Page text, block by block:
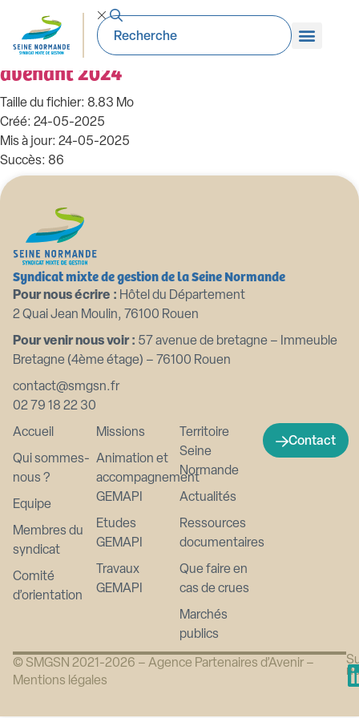
99_DE-2024.12.10. Convention cadre
relative PAPI RLA 2024 2030 intégrant
avenant 2024
Taille du fichier: 8.83 Mo
Créé: 24-05-2025
Mis à jour: 24-05-2025
Succès: 86
Syndicat mixte de gestion de la Seine Normande
Pour nous écrire : Hôtel du Département
2 Quai Jean Moulin, 76100 Rouen
Pour venir nous voir : 57 avenue de bretagne – Immeuble
Bretagne (4ème étage) – 76100 Rouen
contact@smgsn.fr
02 79 18 22 30
Accueil
Qui sommes-
nous ?
Equipe
Membres du
syndicat
Comité
d’orientation
Missions
Animation et
accompagnement
GEMAPI
Etudes
GEMAPI
Travaux
GEMAPI
Territoire
Seine
Normande
Actualités
Ressources
documentaires
Que faire en
cas de crues
Marchés
publics
Contact
© SMGSN 2021-2026 – Agence Partenaires d’Avenir –
Mentions légales